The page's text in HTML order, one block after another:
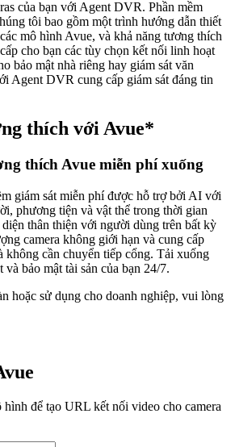
của bạn với Agent DVR. Phần mềm
tôi bao gồm một trình hướng dẫn thiết
mô hình Avue, và khả năng tương thích
cho bạn các tùy chọn kết nối linh hoạt
bảo mật nhà riêng hay giám sát văn
Agent DVR cung cấp giám sát đáng tin
thích với Avue*
thích Avue miễn phí xuống
giám sát miễn phí được hỗ trợ bởi AI với
phương tiện và vật thể trong thời gian
thân thiện với người dùng trên bất kỳ
camera không giới hạn và cung cấp
không cần chuyển tiếp cổng. Tải xuống
bảo mật tài sản của bạn 24/7.
hoặc sử dụng cho doanh nghiệp, vui lòng
để tạo URL kết nối video cho camera